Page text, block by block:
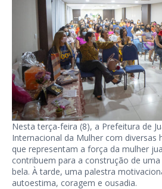
Nesta terça-feira (8), a Prefeitura de
Internacional da Mulher com diversas
que representam a força da mulher
contribuem para a construção de
bela. À tarde, uma palestra
autoestima, coragem e ousadia.